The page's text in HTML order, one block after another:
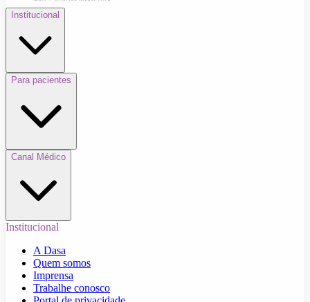
Institucional
Para pacientes
Canal Médico
Institucional
A Dasa
Quem somos
Imprensa
Trabalhe conosco